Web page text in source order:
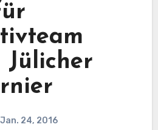
Jülicher
Jan. 24, 2016